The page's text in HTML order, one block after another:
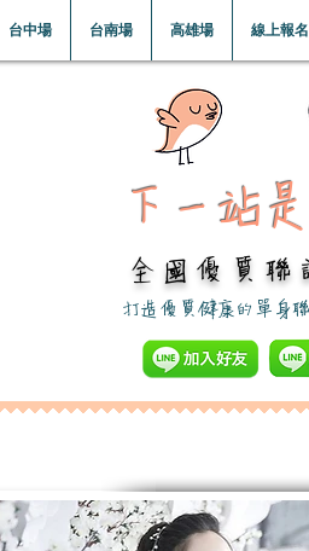
台中場 台南場 高雄場 線上報名
下一站
全國優質聯
打造優質健康的單身